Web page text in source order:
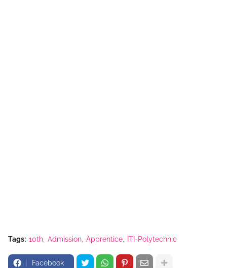
Tags: 10th Admission Apprentice ITI-Polytechnic
Facebook